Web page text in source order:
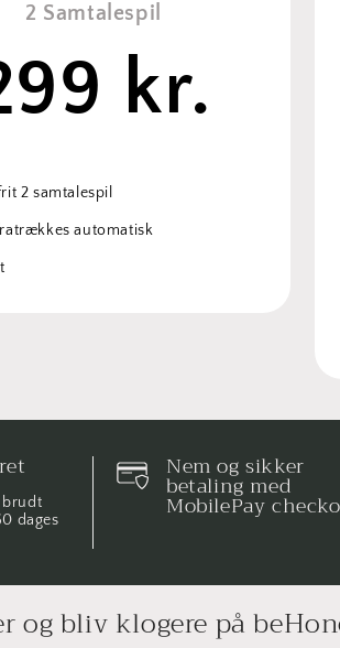
2 Samtalespil
kr.
2 samtalespil
automatisk
brudt
dages
Nem og sikker
betaling med
MobilePay
og bliv klogere på